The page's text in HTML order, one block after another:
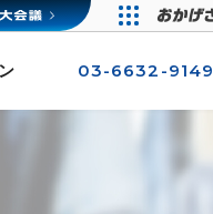
03-6632-9149